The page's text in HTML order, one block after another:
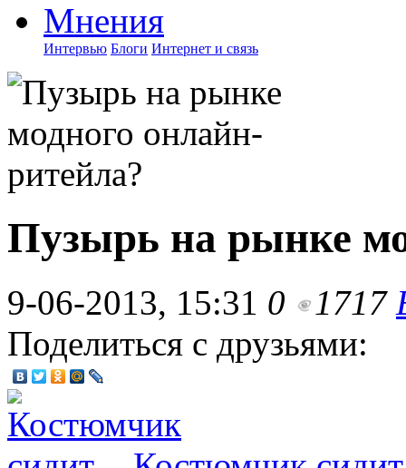
Мнения
Интервью Блоги Интернет и связь
Пузырь на рынке
9-06-2013, 15:31 0 1717
Поделиться с друзьями: